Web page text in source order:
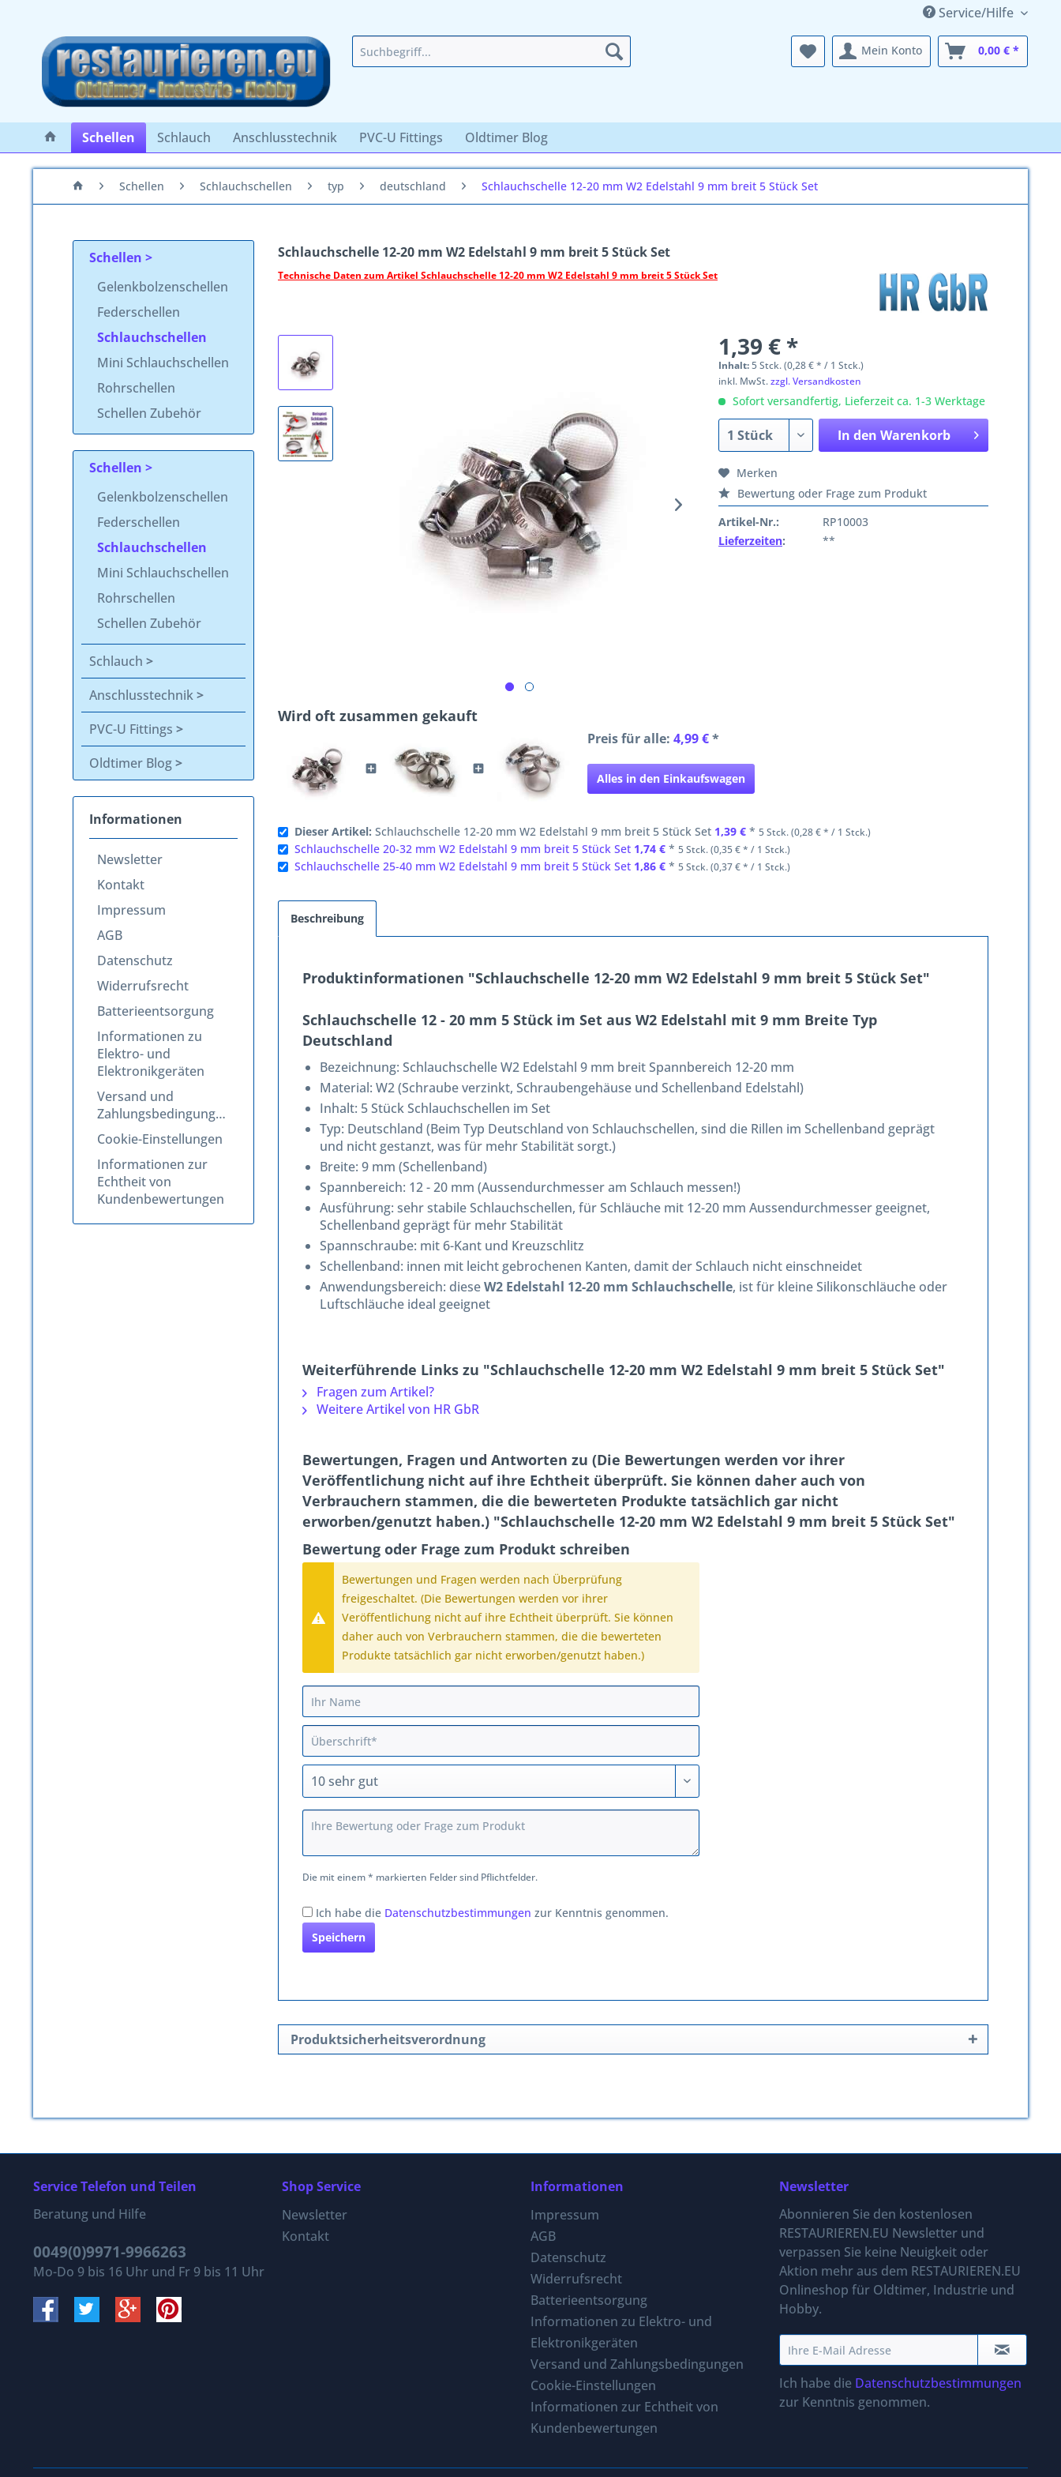
Service/Hilfe
Mein Konto 0,00 € *
Schellen Schlauch Anschlusstechnik PVC-U Fittings Oldtimer Blog
Schellen Schlauchschellen typ deutschland Schlauchschelle 12-20 mm W2 Edelstahl 9 mm breit 5 Stück Set
Schellen
Gelenkbolzenschellen
Federschellen
Schlauchschellen
Mini Schlauchschellen
Rohrschellen
Schellen Zubehör
Schellen
Gelenkbolzenschellen
Federschellen
Schlauchschellen
Mini Schlauchschellen
Rohrschellen
Schellen Zubehör
Schlauch
Anschlusstechnik
PVC-U Fittings
Oldtimer Blog
Informationen
Newsletter
Kontakt
Impressum
AGB
Datenschutz
Widerrufsrecht
Batterieentsorgung
Informationen zu
Elektro- und
Elektronikgeräten
Versand und
Zahlungsbedingungen
Cookie-Einstellungen
Informationen zur
Echtheit von
Kundenbewertungen
Schlauchschelle 12-20 mm W2 Edelstahl 9 mm breit 5 Stück Set
Technische Daten zum Artikel Schlauchschelle 12-20 mm W2 Edelstahl 9 mm breit 5 Stück Set
1,39 € *
Inhalt:5 Stck. (0,28 € * / 1 Stck.)
inkl. MwSt.zzgl. Versandkosten
Sofort versandfertig, Lieferzeit ca. 1-3 Werktage
In den Warenkorb
Merken
Bewertung oder Frage zum Produkt
Artikel-Nr.:
RP10003
Lieferzeiten: **
Wird oft zusammen gekauft
Preis für alle: 4,99 €*
Alles in den Einkaufswagen
Dieser Artikel: Schlauchschelle 12-20 mm W2 Edelstahl 9 mm breit 5 Stück Set 1,39 € * 5 Stck. (0,28 € * / 1 Stck.)
Schlauchschelle 20-32 mm W2 Edelstahl 9 mm breit 5 Stück Set 1,74 € * 5 Stck. (0,35 € * / 1 Stck.)
Schlauchschelle 25-40 mm W2 Edelstahl 9 mm breit 5 Stück Set 1,86 € * 5 Stck. (0,37 € * / 1 Stck.)
Beschreibung
Produktinformationen "Schlauchschelle 12-20 mm W2 Edelstahl 9 mm breit 5 Stück Set"
Schlauchschelle 12 - 20 mm 5 Stück im Set aus W2 Edelstahl mit 9 mm Breite Typ
Deutschland
Bezeichnung: Schlauchschelle W2 Edelstahl 9 mm breit Spannbereich 12-20 mm
Material: W2 (Schraube verzinkt, Schraubengehäuse und Schellenband Edelstahl)
Inhalt: 5 Stück Schlauchschellen im Set
Typ: Deutschland (Beim Typ Deutschland von Schlauchschellen, sind die Rillen im Schellenband geprägt
und nicht gestanzt, was für mehr Stabilität sorgt.)
Breite: 9 mm (Schellenband)
Spannbereich: 12 - 20 mm (Aussendurchmesser am Schlauch messen!)
Ausführung: sehr stabile Schlauchschellen, für Schläuche mit 12-20 mm Aussendurchmesser geeignet,
Schellenband geprägt für mehr Stabilität
Spannschraube: mit 6-Kant und Kreuzschlitz
Schellenband: innen mit leicht gebrochenen Kanten, damit der Schlauch nicht einschneidet
Anwendungsbereich: dieseW2 Edelstahl 12-20 mm Schlauchschelle, ist für kleine Silikonschläuche oder
Luftschläuche ideal geeignet
Weiterführende Links zu "Schlauchschelle 12-20 mm W2 Edelstahl 9 mm breit 5 Stück Set"
Fragen zum Artikel?
Weitere Artikel von HR GbR
Bewertungen, Fragen und Antworten zu (Die Bewertungen werden vor ihrer
Veröffentlichung nicht auf ihre Echtheit überprüft. Sie können daher auch von
Verbrauchern stammen, die die bewerteten Produkte tatsächlich gar nicht
erworben/genutzt haben.) "Schlauchschelle 12-20 mm W2 Edelstahl 9 mm breit 5 Stück Set"
Bewertung oder Frage zum Produkt schreiben
Bewertungen und Fragen werden nach Überprüfung
freigeschaltet. (Die Bewertungen werden vor ihrer
Veröffentlichung nicht auf ihre Echtheit überprüft. Sie können
daher auch von Verbrauchern stammen, die die bewerteten
Produkte tatsächlich gar nicht erworben/genutzt haben.)
Die mit einem * markierten Felder sind Pflichtfelder.
Ich habe die Datenschutzbestimmungen zur Kenntnis genommen.
Speichern
Produktsicherheitsverordnung
Service Telefon und Teilen
Beratung und Hilfe
0049(0)9971-9966263
Mo-Do 9 bis 16 Uhr und Fr 9 bis 11 Uhr
Shop Service
Newsletter
Kontakt
Informationen
Impressum
AGB
Datenschutz
Widerrufsrecht
Batterieentsorgung
Informationen zu Elektro- und
Elektronikgeräten
Versand und Zahlungsbedingungen
Cookie-Einstellungen
Informationen zur Echtheit von
Kundenbewertungen
Newsletter
Abonnieren Sie den kostenlosen
RESTAURIEREN.EU Newsletter und
verpassen Sie keine Neuigkeit oder
Aktion mehr aus dem RESTAURIEREN.EU
Onlineshop für Oldtimer, Industrie und
Hobby.
Ich habe die Datenschutzbestimmungen
zur Kenntnis genommen.